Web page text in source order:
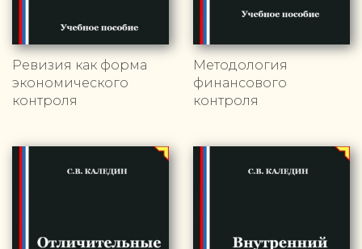
Ревизия как форма
экономического
контроля
Методология
финансового
контроля